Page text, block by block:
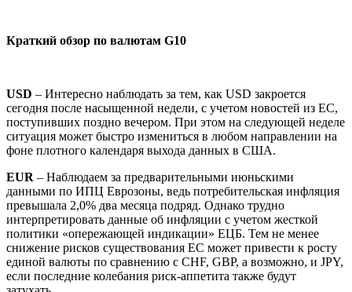
Краткий обзор по валютам G10
USD – Интересно наблюдать за тем, как USD закроется
сегодня после насыщенной недели, с учетом новостей из ЕС,
поступивших поздно вечером. При этом на следующей неделе
ситуация может быстро измениться в любом направлении на
фоне плотного календаря выхода данных в США.
EUR – Наблюдаем за предварительными июньскими
данными по ИПЦ Еврозоны, ведь потребительская инфляция
превышала 2,0% два месяца подряд. Однако трудно
интерпретировать данные об инфляции с учетом жесткой
политики «опережающей индикации» ЕЦБ. Тем не менее
снижение рисков существования ЕС может привести к росту
единой валюты по сравнению с CHF, GBP, а возможно, и JPY,
если последние колебания риск-аппетита также будут